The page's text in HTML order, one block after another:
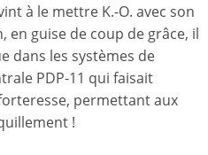
à le mettre K.-O. avec son
en guise de coup de grâce, il
dans les systèmes de
PDP-11 qui faisait
permettant aux
!